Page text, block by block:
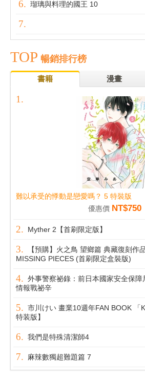
瑠璃與料理的國王 10
TOP 暢銷排行榜
書籍 漫畫
難以承受的悸動是戀愛嗎？ 5 特裝版
優惠價 NT$750
Myther 2【首刷限定版】
【預購】火之鳥 望鄉篇 典藏復刻作
MISSING PIECES (首刷限定盒裝版)
外事警察祕錄：前日本國家安全保
情報戰祕辛
市川けい 畫業10週年FAN BOOK 「
特装版】
我們是特殊清潔師4
麻辣數獨超難題篇 7